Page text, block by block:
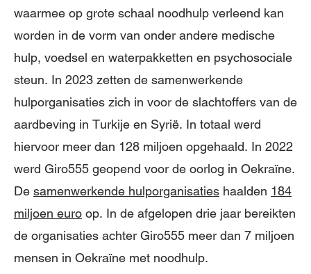
waarmee op grote schaal noodhulp verleend kan
worden in de vorm van onder andere medische
hulp, voedsel en waterpakketten en psychosociale
steun. In 2023 zetten de samenwerkende
hulporganisaties zich in voor de slachtoffers van de
aardbeving in Turkije en Syrië. In totaal werd
hiervoor meer dan 128 miljoen opgehaald. In 2022
werd Giro555 geopend voor de oorlog in Oekraïne.
De samenwerkende hulporganisaties haalden 184
miljoen euro op. In de afgelopen drie jaar bereikten
de organisaties achter Giro555 meer dan 7 miljoen
mensen in Oekraïne met noodhulp.